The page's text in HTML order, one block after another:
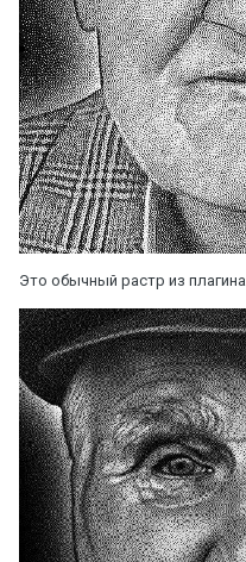
Это обычный растр из плагина